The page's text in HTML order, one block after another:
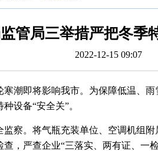
管局三举措严把冬季
2022-12-15 09:07
寒潮即将影响我市。为保障低温、
设备“安全关”。
察。将气瓶充装单位、空调机组
，严查企业“三落实、两有证、一